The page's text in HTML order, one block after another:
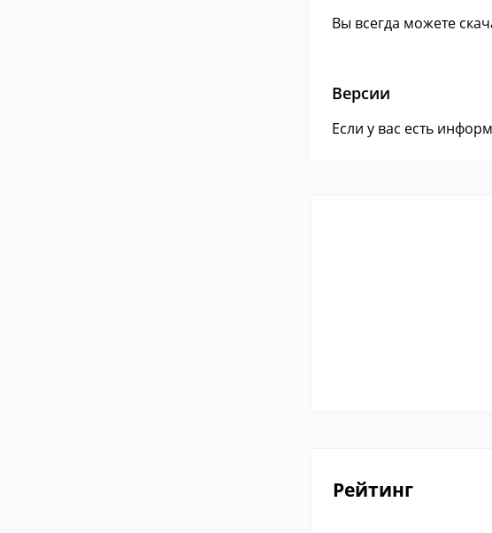
Вы всегда можете
Версии
Если у вас есть
Рейтинг